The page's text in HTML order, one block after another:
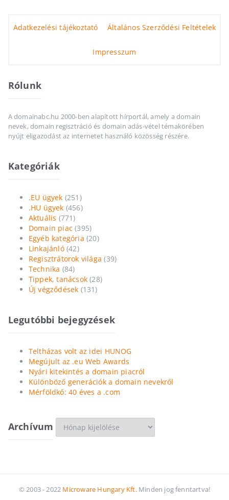
Adatkezelési tájékoztató Általános Szerződési Feltételek
Impresszum
Rólunk
A domainabc.hu 2000-ben alapított hírportál, amely a domain
nevek, domain regisztráció és domain adás-vétel témakörében
nyújt eligazodást az internetet használó közösség részére.
Kategóriák
.EU ügyek (251)
.HU ügyek (456)
Aktuális (771)
Domain piac (395)
Egyéb kategória (20)
Linkajánló(42)
Regisztrátorok világa (39)
Technika (84)
Tippek, tanácsok (28)
Új végződések (131)
Legutóbbi bejegyzések
Teltházas volt az idei HUNOG
Megújult az .eu Web Awards
Nyári kitekintés a domain piacról
Különböző generációk a domain nevekről
Mérföldkő: 40 éves a .com
Archívum
© 2003 - 2022 Microware Hungary Kft.Minden jog fenntartva!